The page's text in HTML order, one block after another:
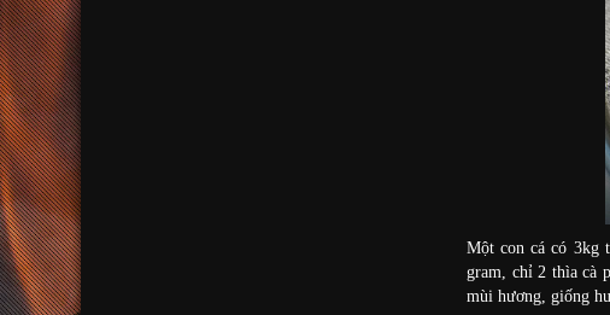
Một con cá có 3kg
gram, chỉ 2 thìa cà
mùi hương, giống